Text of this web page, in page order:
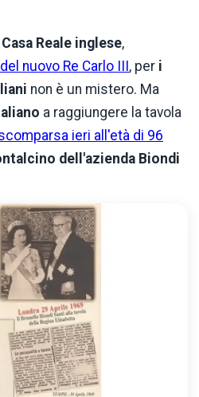
Casa Reale inglese,
nuovo Re Carlo III , per i
non è un mistero. Ma
a raggiungere la tavola
ieri all'età di 96
dell'azienda Biondi